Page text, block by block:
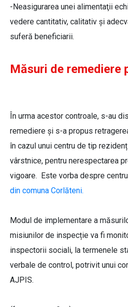
-Neasigurarea unei alimentaţii
vedere cantitativ, calitativ și
suferă beneficiarii.
Măsuri de remediere
În urma acestor controale, s-au
remediere și s-a propus
în cazul unui centru de tip
vârstnice, pentru nerespectarea
vigoare. Este vorba despre
din comuna Corlăteni.
Modul de implementare a
misiunilor de inspecție va fi
inspectorii sociali, la termenele
verbale de control, potrivit unui
AJPIS.